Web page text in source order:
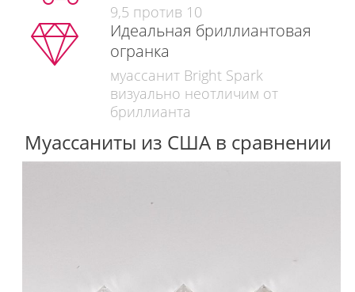
9,5 против 10
Идеальная бриллиантовая
огранка
муассанит Bright Spark
визуально неотличим от
бриллианта
Муассаниты из США в сравнении